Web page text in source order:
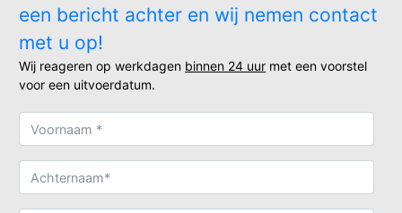
een bericht achter en wij nemen contact
met u op!
Wij reageren op werkdagen binnen 24 uur met een voorstel
voor een uitvoerdatum.